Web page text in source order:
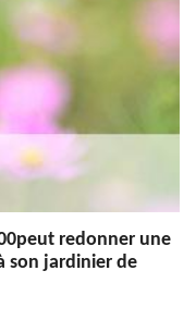
redonner une
son jardinier de